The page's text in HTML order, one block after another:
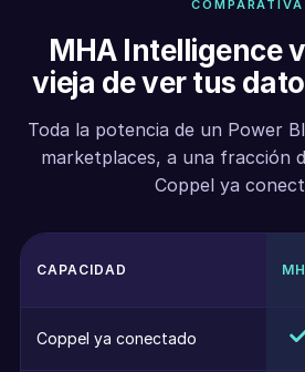
COMPARATIVA
MHA Intelligence
vieja de ver tus
Toda la potencia de un Power
marketplaces, a una fracción
Coppel ya
CAPACIDAD
Coppel ya conectado